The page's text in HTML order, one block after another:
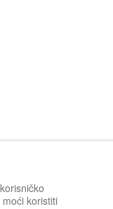
koristiti